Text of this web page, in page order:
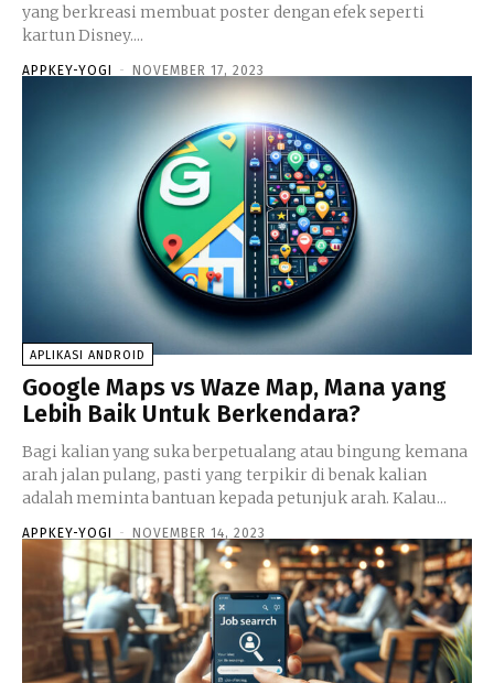
yang berkreasi membuat poster dengan efek seperti
kartun Disney....
APPKEY-YOGI - NOVEMBER 17, 2023
APLIKASI ANDROID
Google Maps vs Waze Map, Mana yang
Lebih Baik Untuk Berkendara?
Bagi kalian yang suka berpetualang atau bingung kemana
arah jalan pulang, pasti yang terpikir di benak kalian
adalah meminta bantuan kepada petunjuk arah. Kalau...
APPKEY-YOGI - NOVEMBER 14, 2023